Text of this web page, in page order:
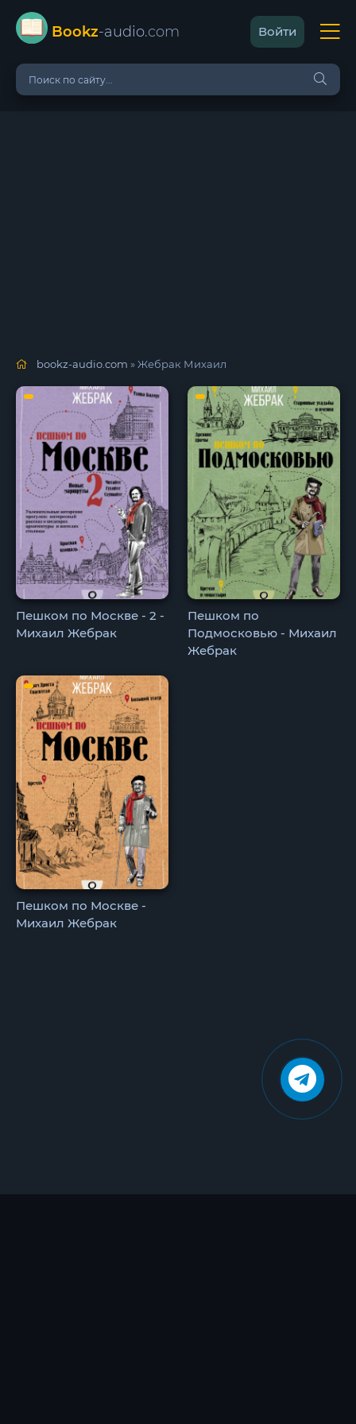
Bookz-audio.com Войти
bookz-audio.com » Жебрак Михаил
Пешком по Москве - 2 -
Михаил Жебрак
Пешком по
Подмосковью - Михаил
Жебрак
Пешком по Москве -
Михаил Жебрак